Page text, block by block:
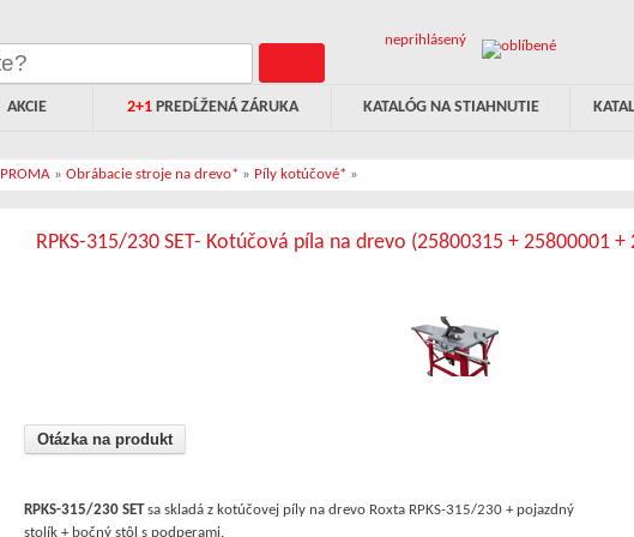
neprihlásený
AKCIE 2+1PREDĹŽENÁ ZÁRUKA KATALÓG NA STIAHNUTIE
PROMA » Obrábacie stroje na drevo* » Píly kotúčové* »
RPKS-315/230 SET- Kotúčová píla na drevo (25800315 + 25800001 +
Otázka na produkt
RPKS-315/230 SETsa skladá z kotúčovej píly na drevo Roxta RPKS-315/230 + pojazdný
stolík + bočný stôl s podperami.